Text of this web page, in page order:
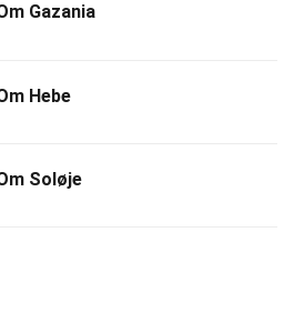
Gazania
Hebe
Soløje